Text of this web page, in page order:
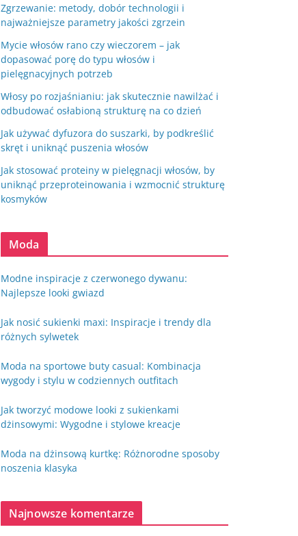
Zgrzewanie: metody, dobór technologii i
najważniejsze parametry jakości zgrzein
Mycie włosów rano czy wieczorem – jak
dopasować porę do typu włosów i
pielęgnacyjnych potrzeb
Włosy po rozjaśnianiu: jak skutecznie nawilżać i
odbudować osłabioną strukturę na co dzień
Jak używać dyfuzora do suszarki, by podkreślić
skręt i uniknąć puszenia włosów
Jak stosować proteiny w pielęgnacji włosów, by
uniknąć przeproteinowania i wzmocnić strukturę
kosmyków
Moda
Modne inspiracje z czerwonego dywanu:
Najlepsze looki gwiazd
Jak nosić sukienki maxi: Inspiracje i trendy dla
różnych sylwetek
Moda na sportowe buty casual: Kombinacja
wygody i stylu w codziennych outfitach
Jak tworzyć modowe looki z sukienkami
dżinsowymi: Wygodne i stylowe kreacje
Moda na dżinsową kurtkę: Różnorodne sposoby
noszenia klasyka
Najnowsze komentarze